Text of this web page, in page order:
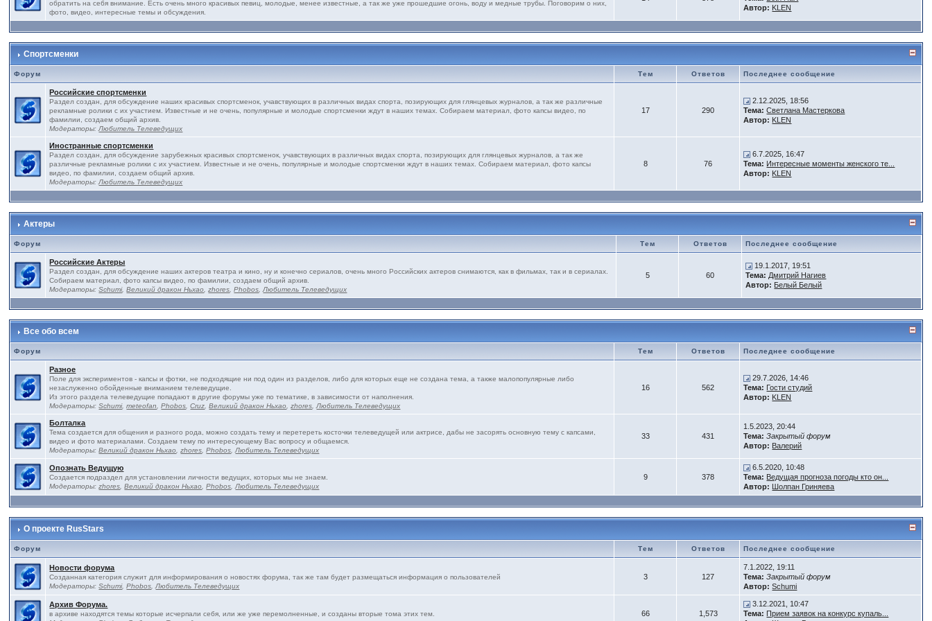
обратить на себя внимание. Есть очень много красивых певиц, молодые, менее известные, а так же уже прошедшие огонь, воду и медные трубы. Поговорим о них,
фото, видео, интересные темы и обсуждения.
Автор: KLEN
Спортсменки
Форум Тем Ответов Последнее сообщение
Российские спортсменки
Раздел создан, для обсуждение наших красивых спортсменок, учавствующих в различных видах спорта, позирующих для глянцевых журналов, а так же различные
рекламные ролики с их участием. Известные и не очень, популярные и молодые спортсменки ждут в наших темах. Собираем материал, фото капсы видео, по
фамилии, создаем общий архив.
Модераторы:Любитель Телеведущих
17 290
2.12.2025, 18:56
Тема: Светлана Мастеркова
Автор: KLEN
Иностранные спортсменки
Раздел создан, для обсуждение зарубежных красивых спортсменок, учавствующих в различных видах спорта, позирующих для глянцевых журналов, а так же
различные рекламные ролики с их участием. Известные и не очень, популярные и молодые спортсменки ждут в наших темах. Собираем материал, фото капсы
видео, по фамилии, создаем общий архив.
Модераторы:Любитель Телеведущих
8 76
6.7.2025, 16:47
Тема: Интересные моменты женского те...
Автор: KLEN
Актеры
Форум Тем Ответов Последнее сообщение
Российские Актеры
Раздел создан, для обсуждение наших актеров театра и кино, ну и конечно сериалов, очень много Российских актеров снимаются, как в фильмах, так и в сериалах.
Собираем материал, фото капсы видео, по фамилии, создаем общий архив.
Модераторы:Schumi,Великий дракон Ньхао,zhores,Phobos,Любитель Телеведущих
5 60
19.1.2017, 19:51
Тема: Дмитрий Нагиев
Автор: Белый Белый
Все обо всем
Форум Тем Ответов Последнее сообщение
Разное
Поле для экспериментов - капсы и фотки, не подходящие ни под один из разделов, либо для которых еще не создана тема, а также малопопулярные либо
незаслуженно обойденные вниманием телеведущие.
Из этого раздела телеведущие попадают в другие форумы уже по тематике, в зависимости от наполнения.
Модераторы:Schumi,meteofan,Phobos,Cruz,Великий дракон Ньхао,zhores,Любитель Телеведущих
16 562
29.7.2026, 14:46
Тема: Гости студий
Автор: KLEN
Болталка
Тема создается для общения и разного рода, можно создать тему и перетереть косточки телеведущей или актрисе, дабы не засорять основную тему с капсами,
видео и фото материалами. Создаем тему по интересующему Вас вопросу и общаемся.
Модераторы:Великий дракон Ньхао,zhores,Phobos,Любитель Телеведущих
33 431
1.5.2023, 20:44
Тема: Закрытый форум
Автор: Валерий
Опознать Ведущую
Создается подраздел для установлении личности ведущих, которых мы не знаем.
Модераторы:zhores,Великий дракон Ньхао,Phobos,Любитель Телеведущих
9 378
6.5.2020, 10:48
Тема: Ведущая прогноза погоды кто он...
Автор:
Шолпан Гриняева
О проекте RusStars
Форум Тем Ответов Последнее сообщение
Новости форума
Созданная категория служит для информирования о новостях форума, так же там будет размещаться информация о пользователей
Модераторы:Schumi,Phobos,Любитель Телеведущих
3 127
7.1.2022, 19:11
Тема: Закрытый форум
Автор: Schumi
Архив Форума.
в архиве находятся темы которые исчерпали себя, или же уже перемолненные, и созданы вторые тома этих тем.
66 1,573
3.12.2021, 10:47
Тема: Прием заявок на конкурс купаль...